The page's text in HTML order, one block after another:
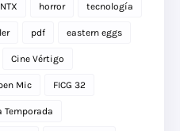
NTX horror tecnología
pdf eastern eggs
Cine Vértigo
Mic FICG 32
Temporada